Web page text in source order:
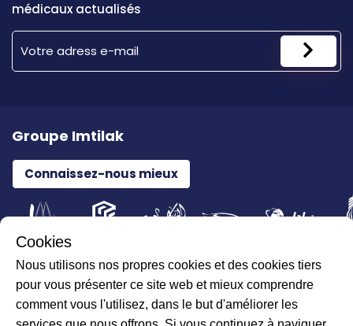
médicaux actualisés
Groupe Imtilak
Connaissez-nous mieux
Tous droits réservés pour ILAJAK Medical © 2026
Cookies
Nous utilisons nos propres cookies et des cookies tiers
pour vous présenter ce site web et mieux comprendre
comment vous l'utilisez, dans le but d'améliorer les